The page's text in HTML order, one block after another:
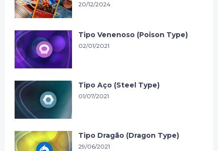
20/12/2024
Tipo Venenoso (Poison Type)
02/01/2021
Tipo Aço (Steel Type)
01/07/2021
Tipo Dragão (Dragon Type)
29/06/2021